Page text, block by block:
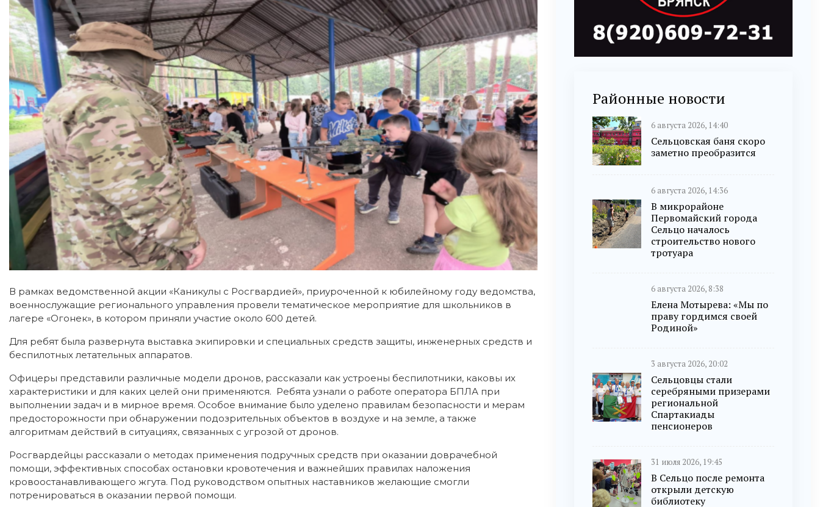
В рамках ведомственной акции «Каникулы с Росгвардией», приуроченной к юбилейному году ведомства,
военнослужащие регионального управления провели тематическое мероприятие для школьников в
лагере «Огонек», в котором приняли участие около 600 детей.
Для ребят была развернута выставка экипировки и специальных средств защиты, инженерных средств и
беспилотных летательных аппаратов.
Офицеры представили различные модели дронов, рассказали как устроены беспилотники, каковы их
характеристики и для каких целей они применяются. Ребята узнали о работе оператора БПЛА при
выполнении задач и в мирное время. Особое внимание было уделено правилам безопасности и мерам
предосторожности при обнаружении подозрительных объектов в воздухе и на земле, а также
алгоритмам действий в ситуациях, связанных с угрозой от дронов.
Росгвардейцы рассказали о методах применения подручных средств при оказании доврачебной
помощи, эффективных способах остановки кровотечения и важнейших правилах наложения
кровоостанавливающего жгута. Под руководством опытных наставников желающие смогли
потренироваться в оказании первой помощи.
Районные новости
6 августа 2026, 14:40
Сельцовская баня скоро
заметно преобразится
6 августа 2026, 14:36
В микрорайоне
Первомайский города
Сельцо началось
строительство нового
тротуара
6 августа 2026, 8:38
Елена Мотырева: «Мы по
праву гордимся своей
Родиной»
3 августа 2026, 20:02
Сельцовцы стали
серебряными призерами
региональной
Спартакиады
пенсионеров
31 июля 2026, 19:45
В Сельцо после ремонта
открыли детскую
библиотеку